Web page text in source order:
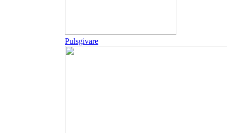
Pulsgivare